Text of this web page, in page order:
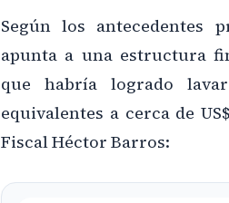
Según los antecedentes
apunta a una estructura
que habría logrado
equivalentes a cerca de
Fiscal Héctor Barros: